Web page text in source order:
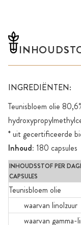
INGREDIËNTEN:
Teunisbloem olie
* uit gecertificeerde
Inhoud: 180 capsules
INHOUDSSTOF PER
CAPSULES
Teunisbloem olie
waarvan linolzuur
waarvan